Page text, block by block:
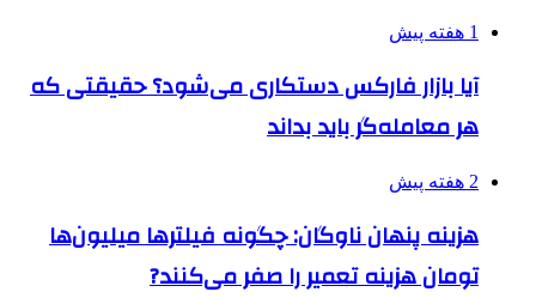
1 هفته پیش
آیا بازار فارکس دستکاری می‌شود؟ حقیقتی که
هر معامله‌گر باید بداند
2 هفته پیش
هزینه پنهان ناوگان: چگونه فیلترها میلیون‌ها
تومان هزینه تعمیر را صفر می‌کنند?